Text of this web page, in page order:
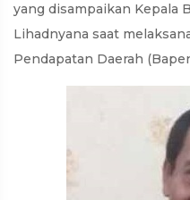
yang disampaikan Kepala
Lihadnyana saat
Pendapatan Daerah